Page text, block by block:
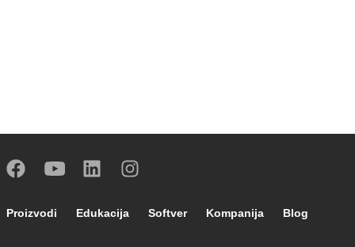
Footer main navigation
Proizvodi Edukacija Softver Kompanija Blog